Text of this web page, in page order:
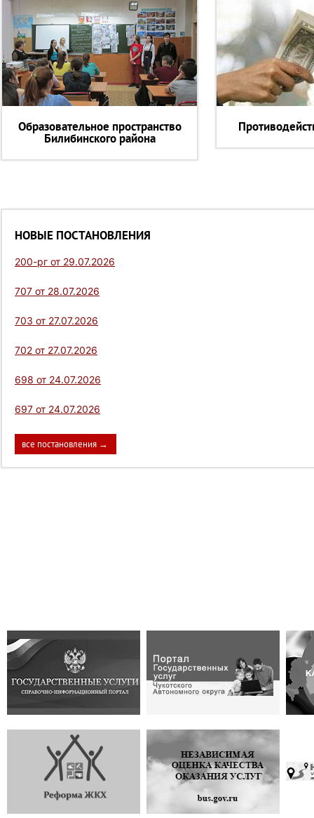
Образовательное пространство
Билибинского района
НОВЫЕ ПОСТАНОВЛЕНИЯ
200-рг от 29.07.2026
707 от 28.07.2026
703 от 27.07.2026
702 от 27.07.2026
698 от 24.07.2026
697 от 24.07.2026
все постановления →